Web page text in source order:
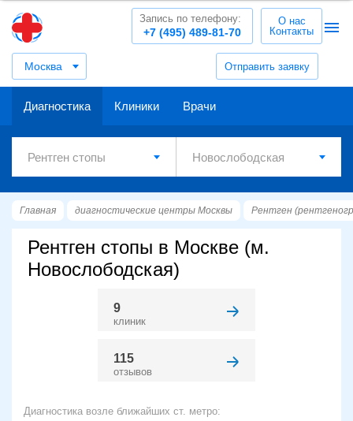
Москва Отправить заявку
+7 (495) 489-81-70
Запись по телефону:
О нас
Контакты
Диагностика Клиники Врачи
Главная диагностические центры Москвы Рентген
Рентген стопы в Москве (м.
Новослободская)
9
клиник
115
отзывов
Диагностика возле ближайших ст. метро: